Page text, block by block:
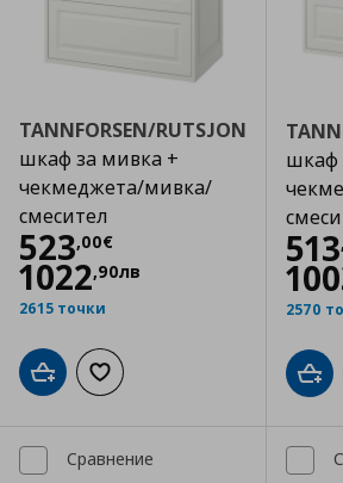
TANNFORSEN/RUTSJON
шкаф за мивка +
чекмеджета/мивка/
смесител
523,00€
Цена
1022,90лв
2615 точки
Добави в кошницата
Добави към списъка с
шкаф
513,
2570
Сравнение